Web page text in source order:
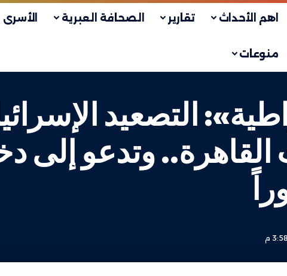
اهم الأحداث تقارير الصحافة العبرية الأسرى
منوعات
التصعيد
وتدعو إلى